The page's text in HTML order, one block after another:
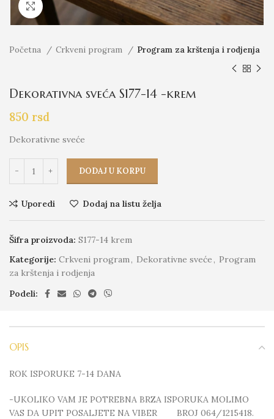
Click to enlarge
Početna Crkveni program Program za krštenja i rodjenja
Dekorativna sveća S177-14 -krem
850 rsd
Dekorativne sveće
DODAJ U KORPU
Uporedi Dodaj na listu želja
Šifra proizvoda: S177-14 krem
Kategorije: Crkveni program, Dekorativne sveće, Program
za krštenja i rodjenja
Podeli:
OPIS
ROK ISPORUKE 7-14 DANA
-UKOLIKO VAM JE POTREBNA BRZA ISPORUKA MOLIMO
VAS DA UPIT POSALJETE NA VIBER BROJ 064/1215418.